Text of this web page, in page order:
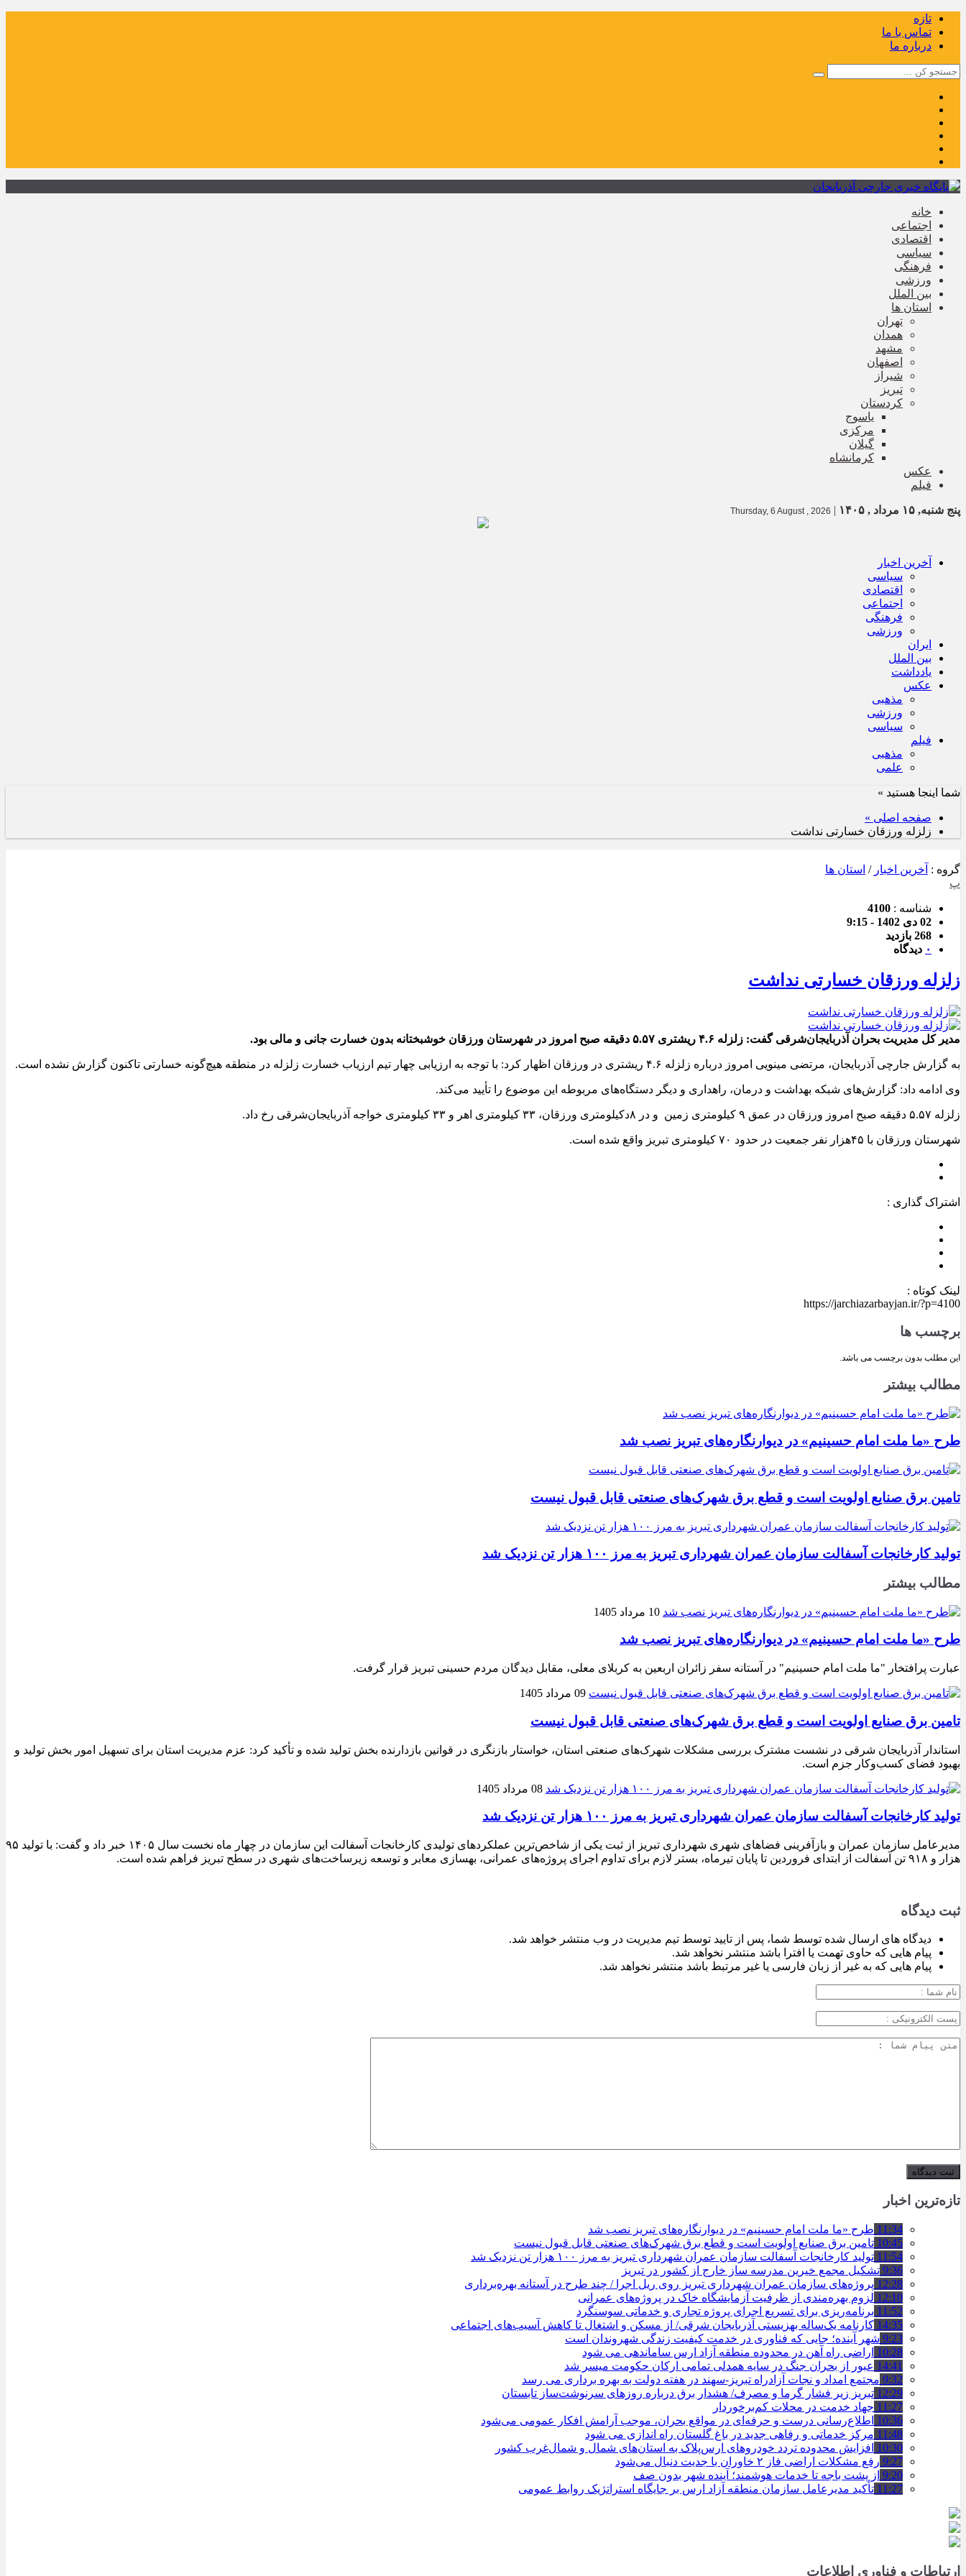
تازه
تماس با ما
درباره ما
خانه
اجتماعی
اقتصادی
سیاسی
فرهنگی
ورزشی
بین الملل
استان ها
تهران
همدان
مشهد
اصفهان
شیراز
تبریز
کردستان
یاسوج
مرکزی
گیلان
کرمانشاه
عکس
فیلم
پنج شنبه, ۱۵ مرداد , ۱۴۰۵ |
Thursday, 6 August , 2026
آخرین اخبار
سیاسی
اقتصادی
اجتماعی
فرهنگی
ورزشی
ایران
بین الملل
یادداشت
عکس
مذهبی
ورزشی
سیاسی
فیلم
مذهبی
علمی
شما اینجا هستید »
صفحه اصلی »
زلزله ورزقان خسارتی نداشت
گروه : آخرین اخبار / استان ها
پ
شناسه : 4100
02 دی 1402 - 9:15
268 بازدید
۰ دیدگاه
زلزله ورزقان خسارتی نداشت
مدیر کل مدیریت بحران آذربایجان‌شرقی گفت: زلزله ۴.۶ ریشتری ۵.۵۷ دقیقه صبح امروز در شهرستان ورزقان خوشبختانه بدون خسارت جانی و مالی بود.
به گزارش جارچی آذربایجان، مرتضی مینویی امروز درباره زلزله ۴.۶ ریشتری در ورزقان اظهار کرد: با توجه به ارزیابی چهار تیم ارزیاب خسارت زلزله در منطقه هیچ‌گونه خسارتی تاکنون گزارش نشده است.
وی ادامه داد: گزارش‌های شبکه بهداشت و درمان، راهداری و دیگر دستگاه‌های مربوطه این موضوع را تأیید می‌کند.
زلزله ۵.۵۷ دقیقه صبح امروز ورزقان در عمق ۹ کیلومتری زمین و در ۸دکیلومتری ورزقان، ۳۳ کیلومتری اهر و ۳۳ کیلومتری خواجه آذربایجان‌شرقی رخ داد.
شهرستان ورزقان با ۴۵هزار نفر جمعیت در حدود ۷۰ کیلومتری تبریز واقع شده است.
اشتراک گذاری :
لینک کوتاه :
https://jarchiazarbayjan.ir/?p=4100
برچسب ها
این مطلب بدون برچسب می باشد.
مطالب بیشتر
طرح «ما ملت امام حسینیم» در دیوارنگاره‌های تبریز نصب شد
تامین برق صنایع اولویت است و قطع برق شهرک‌های صنعتی قابل قبول نیست
تولید کارخانجات آسفالت سازمان عمران شهرداری تبریز به مرز ۱۰۰ هزار تن نزدیک شد
مطالب بیشتر
10 مرداد 1405
طرح «ما ملت امام حسینیم» در دیوارنگاره‌های تبریز نصب شد
عبارت پرافتخار "ما ملت امام حسینیم" در آستانه سفر زائران اربعین به کربلای معلی، مقابل دیدگان مردم حسینی تبریز قرار گرفت.
09 مرداد 1405
تامین برق صنایع اولویت است و قطع برق شهرک‌های صنعتی قابل قبول نیست
استاندار آذربایجان شرقی در نشست مشترک بررسی مشکلات شهرک‌های صنعتی استان، خواستار بازنگری در قوانین بازدارنده بخش تولید شده و تأکید کرد: عزم مدیریت استان برای تسهیل امور بخش تولید و
بهبود فضای کسب‌وکار جزم است.
08 مرداد 1405
تولید کارخانجات آسفالت سازمان عمران شهرداری تبریز به مرز ۱۰۰ هزار تن نزدیک شد
مدیرعامل سازمان عمران و بازآفرینی فضاهای شهری شهرداری تبریز از ثبت یکی از شاخص‌ترین عملکردهای تولیدی کارخانجات آسفالت این سازمان در چهار ماه نخست سال ۱۴۰۵ خبر داد و گفت: با تولید ۹۵
هزار و ۹۱۸ تن آسفالت از ابتدای فروردین تا پایان تیرماه، بستر لازم برای تداوم اجرای پروژه‌های عمرانی، بهسازی معابر و توسعه زیرساخت‌های شهری در سطح تبریز فراهم شده است.
ثبت دیدگاه
دیدگاه های ارسال شده توسط شما، پس از تایید توسط تیم مدیریت در وب منتشر خواهد شد.
پیام هایی که حاوی تهمت یا افترا باشد منتشر نخواهد شد.
پیام هایی که به غیر از زبان فارسی یا غیر مرتبط باشد منتشر نخواهد شد.
تازه‌ترین اخبار
11:34 طرح «ما ملت امام حسینیم» در دیوارنگاره‌های تبریز نصب شد
10:45 تامین برق صنایع اولویت است و قطع برق شهرک‌های صنعتی قابل قبول نیست
11:54 تولید کارخانجات آسفالت سازمان عمران شهرداری تبریز به مرز ۱۰۰ هزار تن نزدیک شد
9:36 تشکیل مجمع خیرین مدرسه ‌ساز خارج از کشور در تبریز
12:28 پروژه‌های سازمان عمران شهرداری تبریز روی ریل اجرا / چند طرح در آستانه بهره‌برداری
12:10 لزوم بهره‌مندی از ظرفیت آزمایشگاه خاک در پروژه‌های عمرانی
11:52 برنامه‌ریزی برای تسریع اجرای پروژه تجاری و خدماتی سوسنگرد
14:35 کارنامه یک‌ساله بهزیستی آذربایجان شرقی/ از مسکن و اشتغال تا کاهش آسیب‌های اجتماعی
9:23 شهر آینده؛ جایی که فناوری در خدمت کیفیت زندگی شهروندان است
10:28 اراضی راه آهن در محدوده منطقه آزاد ارس ساماندهی می شود
14:41 عبور از بحران جنگ در سایه همدلی تمامی ارکان حکومت میسر شد
9:32 مجتمع امداد و نجات آزادراه تبریز-سهند در هفته دولت به بهره ‌برداری می‌ رسد
12:29 تبریز زیر فشار گرما و مصرف/ هشدار برق درباره روزهای سرنوشت‌ساز تابستان
11:27 جهاد خدمت در محلات کم‌برخوردار
10:36 اطلاع‌رسانی درست و حرفه‌ای در مواقع بحران، موجب آرامش افکار عمومی می‌شود
11:48 مرکز خدماتی و رفاهی جدید در باغ گلستان راه اندازی می شود
10:30 افزایش محدوده تردد خودروهای ارس‌پلاک به استان‌های شمال و شمال‌غرب کشور
9:27 رفع مشکلات اراضی فاز ۲ خاوران با جدیت دنبال می‌شود
9:20 از پشت باجه تا خدمات هوشمند؛ آینده شهر بدون صف
11:27 تأکید مدیرعامل سازمان منطقه آزاد ارس بر جایگاه استراتژیک روابط عمومی
ارتباطات و فناوری اطلاعات